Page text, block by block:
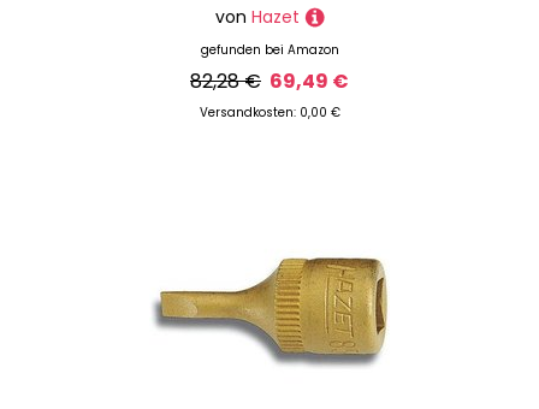
von Hazet
gefunden bei Amazon
82,28 € 69,49 €
Versandkosten: 0,00 €